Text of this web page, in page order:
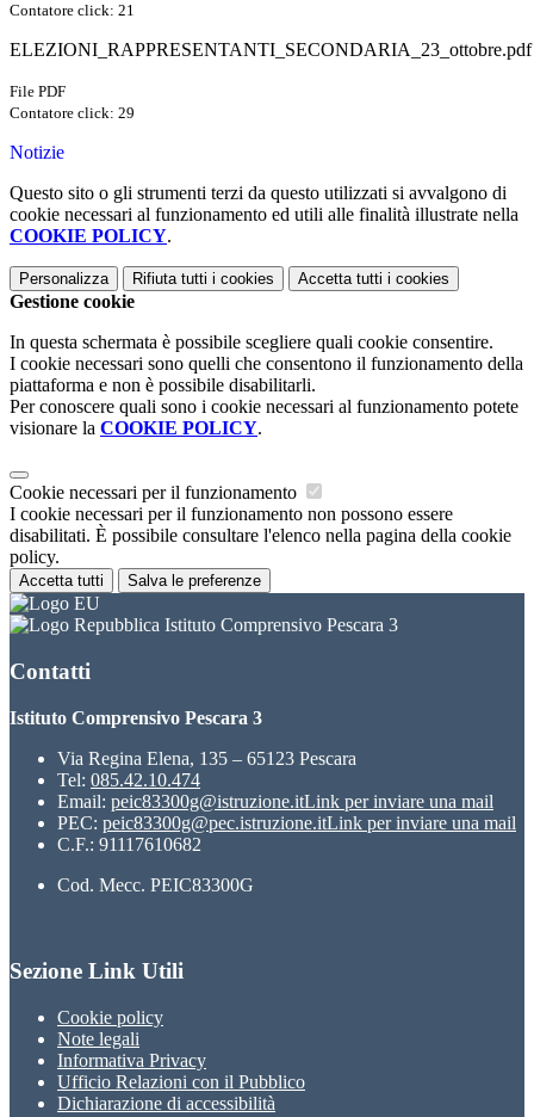
Contatore click: 21
ELEZIONI_RAPPRESENTANTI_SECONDARIA_23_ottobre.pdf
File PDF
Contatore click: 29
Notizie
Questo sito o gli strumenti terzi da questo utilizzati si avvalgono di
cookie necessari al funzionamento ed utili alle finalità illustrate nella
COOKIE POLICY.
Personalizza Rifiuta tutti i cookies Accetta tutti i cookies
Gestione cookie
In questa schermata è possibile scegliere quali cookie consentire.
I cookie necessari sono quelli che consentono il funzionamento della
piattaforma e non è possibile disabilitarli.
Per conoscere quali sono i cookie necessari al funzionamento potete
visionare la COOKIE POLICY.
Cookie necessari per il funzionamento
I cookie necessari per il funzionamento non possono essere
disabilitati. È possibile consultare l'elenco nella pagina della cookie
policy.
Accetta tutti Salva le preferenze
Istituto Comprensivo Pescara 3
Contatti
Istituto Comprensivo Pescara 3
Via Regina Elena, 135 – 65123 Pescara
Tel: 085.42.10.474
Email: peic83300g@istruzione.itLink per inviare una mail
PEC: peic83300g@pec.istruzione.itLink per inviare una mail
C.F.: 91117610682
Cod. Mecc. PEIC83300G
Sezione Link Utili
Cookie policy
Note legali
Informativa Privacy
Ufficio Relazioni con il Pubblico
Dichiarazione di accessibilità